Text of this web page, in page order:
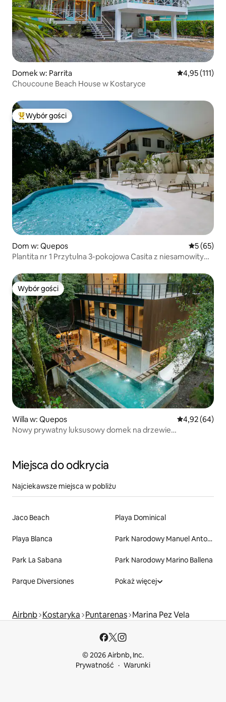
Domek w: Parrita Średnia
4,95 (111)
Choucoune Beach House w Kostaryce
Najpopularniejsze z kategorii Wybór gości
Wybór gości
Dom w: Quepos Średnia
5 (65)
Plantita nr 1 Przytulna 3-pokojowa Casita z niesamowitym
Wybór gości
Wybór gości
Willa w: Quepos Średnia
4,92 (64)
Nowy prywatny luksusowy domek na drzewie
Miejsca do odkrycia
Najciekawsze miejsca w pobliżu
Jaco Beach Playa Dominical
Playa Blanca Park Narodowy Manuel Antonio
Park La Sabana Park Narodowy Marino Ballena
Parque Diversiones Pokaż więcej
Airbnb Kostaryka Puntarenas Marina Pez Vela
© 2026 Airbnb, Inc.
Prywatność
Warunki